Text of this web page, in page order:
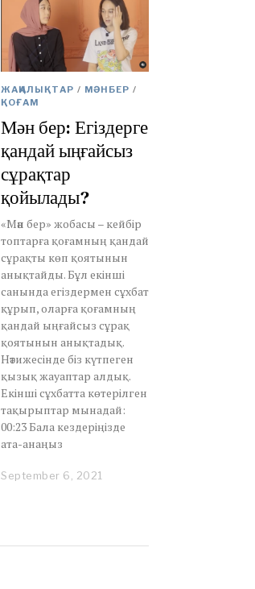
ЖАҢАЛЫҚТАР / МӘНБЕР /
ҚОҒАМ
Мән бер: Егіздерге
қандай ыңғайсыз
сұрақтар
қойылады?
«Мән бер» жобасы – кейбір
топтарға қоғамның қандай
сұрақты көп қоятынын
анықтайды. Бұл екінші
санында егіздермен сұхбат
құрып, оларға қоғамның
қандай ыңғайсыз сұрақ
қоятынын анықтадық.
Нәтижесінде біз күтпеген
қызық жауаптар алдық.
Екінші сұхбатта көтерілген
тақырыптар мынадай:
00:23 Бала кездеріңізде
ата-анаңыз
September 6, 2021
m